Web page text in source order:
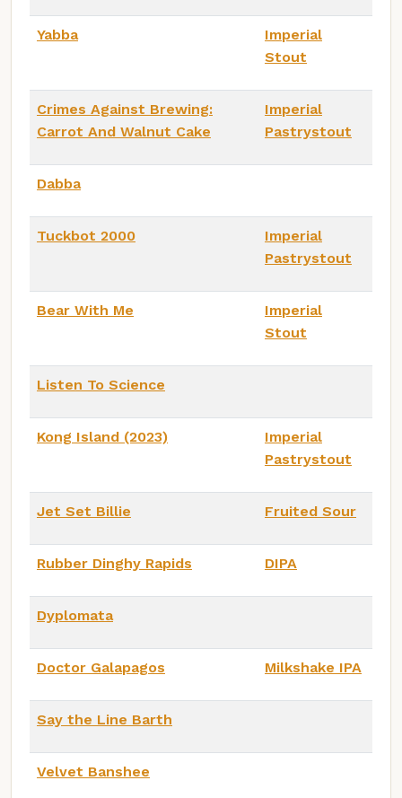
Yabba
Imperial
Stout
Crimes Against Brewing:
Carrot And Walnut Cake
Imperial
Pastrystout
Dabba
Tuckbot 2000
Imperial
Pastrystout
Bear With Me
Imperial
Stout
Listen To Science
Kong Island (2023)
Imperial
Pastrystout
Jet Set Billie Fruited Sour
Rubber Dinghy Rapids DIPA
Dyplomata
Doctor Galapagos Milkshake IPA
Say the Line Barth
Velvet Banshee